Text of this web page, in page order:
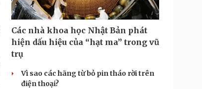
Các nhà khoa học Nhật Bản phát
hiện dấu hiệu của “hạt ma” trong vũ
trụ
Vì sao các hãng từ bỏ pin tháo rời trên
điện thoại?